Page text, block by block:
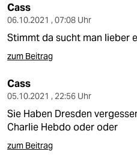
Cass
06.10.2021 , 07:08 Uhr
Stimmt da sucht man lieber
zum Beitrag
Cass
05.10.2021 , 22:56 Uhr
Sie Haben Dresden
Charlie Hebdo oder oder
zum Beitrag